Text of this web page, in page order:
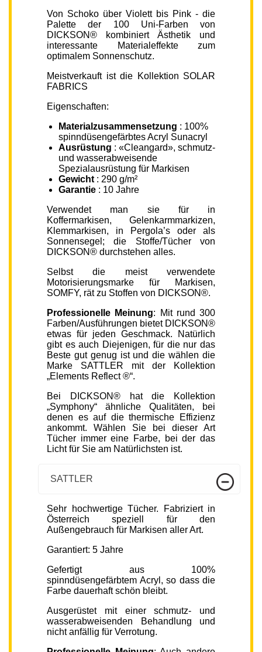
Von Schoko über Violett bis Pink - die
Palette der 100 Uni-Farben von
DICKSON® kombiniert Ästhetik und
interessante Materialeffekte zum
optimalem Sonnenschutz.
Meistverkauft ist die Kollektion SOLAR
FABRICS
Eigenschaften:
Materialzusammensetzung : 100%
spinndüsengefärbtes Acryl Sunacryl
Ausrüstung : «Cleangard», schmutz-
und wasserabweisende
Spezialausrüstung für Markisen
Gewicht : 290 g/m²
Garantie : 10 Jahre
Verwendet man sie für in
Koffermarkisen, Gelenkarmmarkizen,
Klemmarkisen, in Pergola’s oder als
Sonnensegel; die Stoffe/Tücher von
DICKSON® durchstehen alles.
Selbst die meist verwendete
Motorisierungsmarke für Markisen,
SOMFY, rät zu Stoffen von DICKSON®.
Professionelle Meinung: Mit rund 300
Farben/Ausführungen bietet DICKSON®
etwas für jeden Geschmack. Natürlich
gibt es auch Diejenigen, für die nur das
Beste gut genug ist und die wählen die
Marke SATTLER mit der Kollektion
„Elements Reflect ®“.
Bei DICKSON® hat die Kollektion
„Symphony“ ähnliche Qualitäten, bei
denen es auf die thermische Effizienz
ankommt. Wählen Sie bei dieser Art
Tücher immer eine Farbe, bei der das
Licht für Sie am Natürlichsten ist.
SATTLER
Sehr hochwertige Tücher. Fabriziert in
Österreich speziell für den
Außengebrauch für Markisen aller Art.
Garantiert: 5 Jahre
Gefertigt aus 100%
spinndüsengefärbtem Acryl, so dass die
Farbe dauerhaft schön bleibt.
Ausgerüstet mit einer schmutz- und
wasserabweisenden Behandlung und
nicht anfällig für Verrotung.